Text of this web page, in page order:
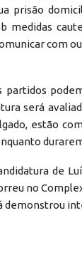
prisão
medidas
com
será
estão
de
no
demonstrou